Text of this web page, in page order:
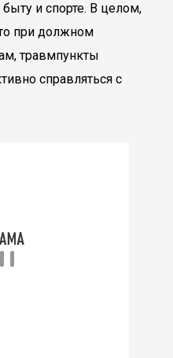
и спорте. В целом,
при должном
травмпункты
справляться с